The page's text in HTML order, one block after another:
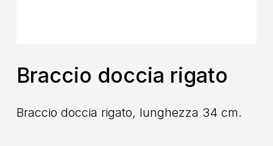
Braccio doccia rigato
Braccio doccia rigato, lunghezza 34 cm.